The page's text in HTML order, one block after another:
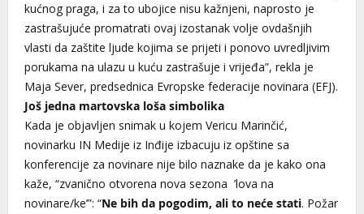
kućnog praga, i za to ubojice nisu kažnjeni, naprosto je
zastrašujuće promatrati ovaj izostanak volje ovdašnjih
vlasti da zaštite ljude kojima se prijeti i ponovo uvredljivim
porukama na ulazu u kuću zastrašuje i vrijeđa”, rekla je
Maja Sever, predsednica Evropske federacije novinara (EFJ).
Još jedna martovska loša simbolika
Kada je objavljen snimak u kojem Vericu Marinčić,
novinarku IN Medije iz Inđije izbacuju iz opštine sa
konferencije za novinare nije bilo naznake da je kako ona
kaže, “zvanično otvorena nova sezona ’lova na
novinare/ke’”: “Ne bih da pogodim, ali to neće stati. Požar